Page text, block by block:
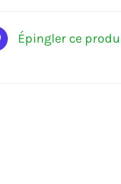
Épingler ce